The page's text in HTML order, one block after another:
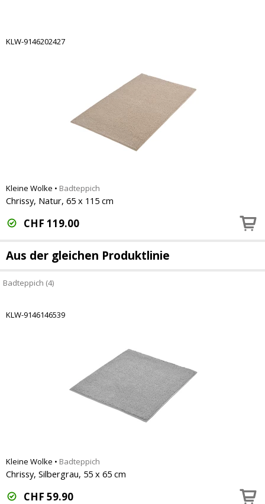
KLW-9146202427
Kleine Wolke • Badteppich
Chrissy, Natur, 65 x 115 cm
CHF 119.00
Aus der gleichen Produktlinie
Badteppich (4)
KLW-9146146539
Kleine Wolke • Badteppich
Chrissy, Silbergrau, 55 x 65 cm
CHF 59.90